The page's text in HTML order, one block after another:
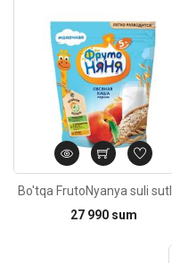
27 990 sum